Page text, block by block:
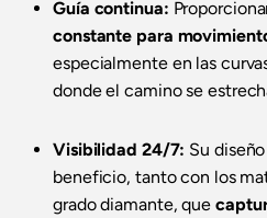
Guía continua:
constante para
especialmente en las
donde el camino se
Visibilidad 24/7: Su
beneficio, tanto con los
grado diamante, que